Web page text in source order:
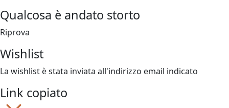
Qualcosa è andato storto
Riprova
Wishlist
La wishlist è stata inviata all'indirizzo email indicato
Link copiato